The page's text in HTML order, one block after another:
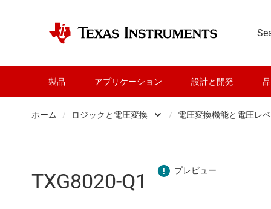
製品 アプリケーション 設計と開発
ホーム / ロジックと電圧変換
RF とマイクロ波
/ 電圧変換機能と電圧レ
TXG8020-Q1